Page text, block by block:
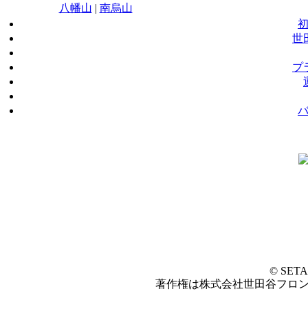
八幡山 | 南烏山
世
プ
©
著作権は株式会社世田谷フロ